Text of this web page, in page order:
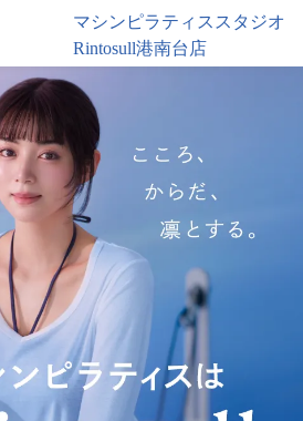
マシンピラティススタジオ
Rintosull港南台店